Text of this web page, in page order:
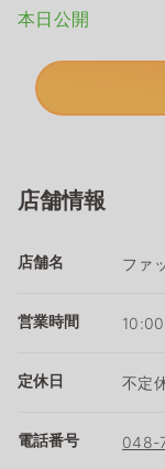
本日公開
店舗情報
店舗名 ファ
営業時間
定休日 不定
電話番号 048-